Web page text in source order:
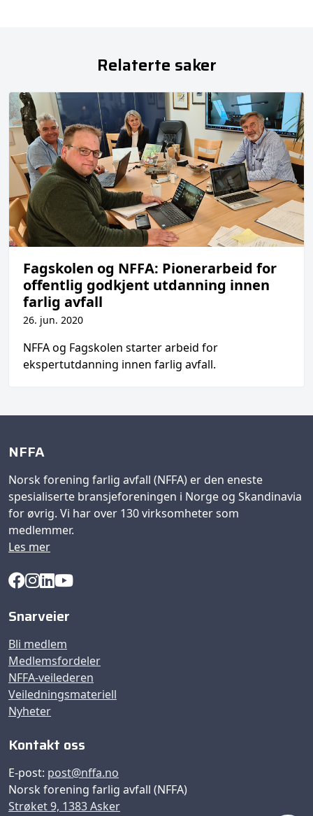
Relaterte saker
Fagskolen og NFFA: Pionerarbeid for
offentlig godkjent utdanning innen
farlig avfall
26. jun. 2020
NFFA og Fagskolen starter arbeid for
ekspertutdanning innen farlig avfall.
NFFA
Norsk forening farlig avfall (NFFA) er den eneste
spesialiserte bransjeforeningen i Norge og Skandinavia
for øvrig. Vi har over 130 virksomheter som
medlemmer.
Les mer
Snarveier
Bli medlem
Medlemsfordeler
NFFA-veilederen
Veiledningsmateriell
Nyheter
Kontakt oss
E-post: post@nffa.no
Norsk forening farlig avfall (NFFA)
Strøket 9, 1383 Asker